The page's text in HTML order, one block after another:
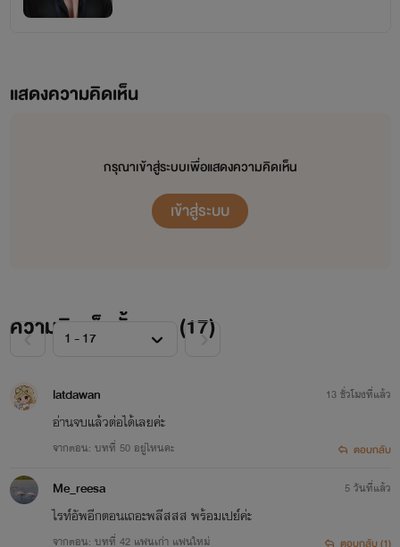
แสดงความคิดเห็น
กรุณาเข้าสู่ระบบเพื่อแสดงความคิดเห็น
เข้าสู่ระบบ
ความคิดเห็นทั้งหมด (17)
latdawan
อ่านจบแล้วต่อได้เลยค่ะ
จากตอน: บทที่ 50 อยู่ไหนคะ
13 ชั่วโมงที่แล้ว
ตอบกลับ
Me_reesa
ไรท์อัพอีกตอนเถอะพลีสสส พร้อมเปย์ค่ะ
จากตอน: บทที่ 42 แฟนเก่า แฟนใหม่
5 วันที่แล้ว
ตอบกลับ (1)